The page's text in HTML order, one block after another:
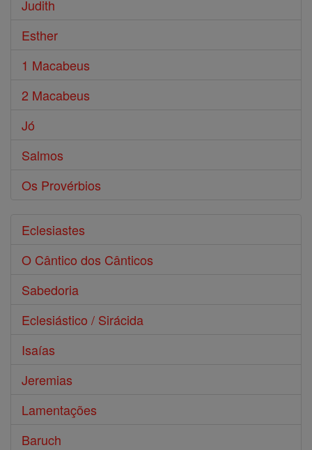
Judith
Esther
1 Macabeus
2 Macabeus
Jó
Salmos
Os Provérbios
Eclesiastes
O Cântico dos Cânticos
Sabedoria
Eclesiástico / Sirácida
Isaías
Jeremias
Lamentações
Baruch